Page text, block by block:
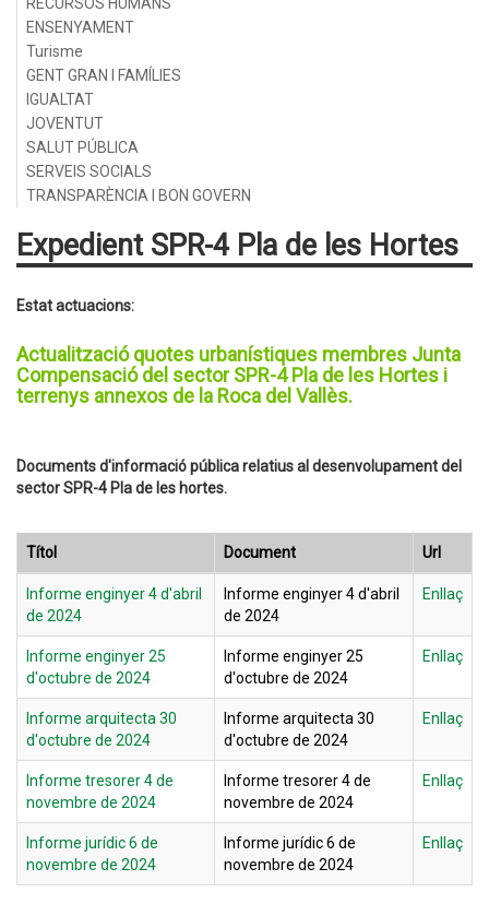
ENSENYAMENT
Turisme
GENT GRAN I FAMÍLIES
IGUALTAT
JOVENTUT
SALUT PÚBLICA
SERVEIS SOCIALS
TRANSPARÈNCIA I BON GOVERN
Expedient SPR-4 Pla de les Hortes
Estat actuacions:
Actualització quotes urbanístiques membres Junta
Compensació del sector SPR-4 Pla de les Hortes i
terrenys annexos de la Roca del Vallès.
Documents d'informació pública relatius al desenvolupament del
sector SPR-4 Pla de les hortes.
Títol Document Url
Informe enginyer 4 d'abril
de 2024
Informe enginyer 4 d'abril
de 2024
Enllaç
Informe enginyer 25
d'octubre de 2024
Informe enginyer 25
d'octubre de 2024
Enllaç
Informe arquitecta 30
d'octubre de 2024
Informe arquitecta 30
d'octubre de 2024
Enllaç
Informe tresorer 4 de
novembre de 2024
Informe tresorer 4 de
novembre de 2024
Enllaç
Informe jurídic 6 de
novembre de 2024
Informe jurídic 6 de
novembre de 2024
Enllaç